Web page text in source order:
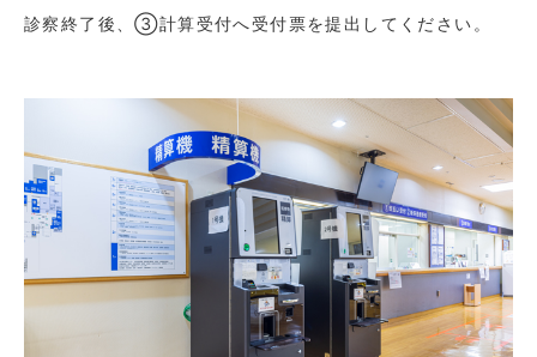
診察終了後、③計算受付へ受付票を提出してください。